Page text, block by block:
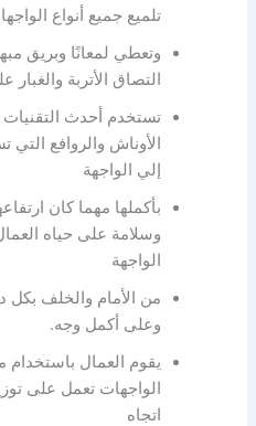
تلميع جميع أنواع
وتعطي لمعانًا وبريق
التصاق الأتربة
تستخدم أحدث التقنيات
الأوناش والروافع
إلي الواجهة
بأكملها مهما كان
وسلامة على حياه
الواجهة
من الأمام والخلف بكل
وعلى أكمل وجه.
يقوم العمال
الواجهات تعمل على
اتجاه